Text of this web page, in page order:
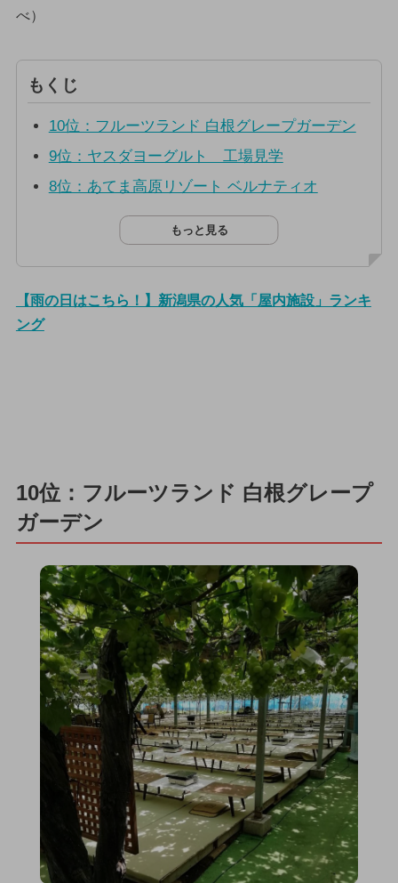
べ）
もくじ
10位：フルーツランド 白根グレープガーデン
9位：ヤスダヨーグルト 工場見学
8位：あてま高原リゾート ベルナティオ
もっと見る
【雨の日はこちら！】新潟県の人気「屋内施設」ランキ
ング
10位：フルーツランド 白根グレープ
ガーデン